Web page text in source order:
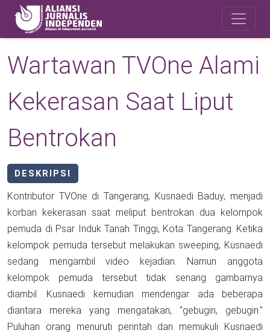
Skip to main content
Wartawan TVOne Alami
Kekerasan Saat Liput
Bentrokan
DESKRIPSI
Kontributor TVOne di Tangerang, Kusnaedi Baduy, menjadi
korban kekerasan saat meliput bentrokan dua kelompok
pemuda di Psar Induk Tanah Tinggi, Kota Tangerang. Ketika
kelompok pemuda tersebut melakukan sweeping, Kusnaedi
sedang mengambil video kejadian. Namun anggota
kelompok pemuda tersebut tidak senang gambarnya
diambil. Kusnaedi kemudian mendengar ada beberapa
diantara mereka yang mengatakan, "gebugin, gebugin."
Puluhan orang menuruti perintah dan memukuli Kusnaedi